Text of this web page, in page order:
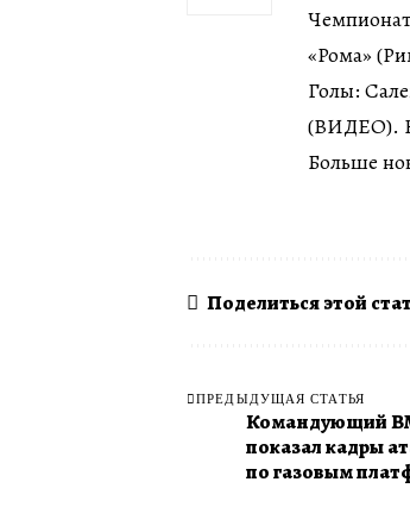
«Рома»
Голы:
(ВИДЕО).
Больше
Поделиться этой
ПРЕДЫДУЩАЯ СТАТЬЯ
Командующий
показал кадры
по газовым